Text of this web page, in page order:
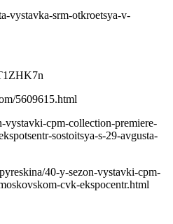
vystavka-srm-otkroetsya-v-
5609615.html
vystavki-cpm-collection-premiere-
sostoitsya-s-29-avgusta-
40-y-sezon-vystavki-cpm-
cvk-ekspocentr.html